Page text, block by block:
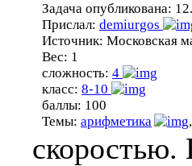
Задача опубликована:
Прислал: demiurgos
Источник: Московская
Вес: 1
сложность: 4
класс: 8-10
баллы: 100
Темы: арифметика ,
скоростью.